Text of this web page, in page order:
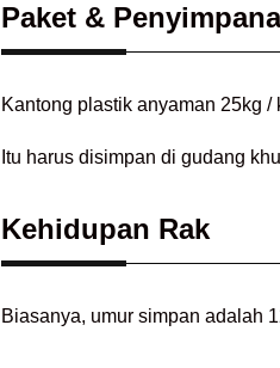
Paket &
Kantong plastik anyaman 25kg /
Itu harus disimpan di gudang
Kehidupan Rak
Biasanya, umur simpan adalah